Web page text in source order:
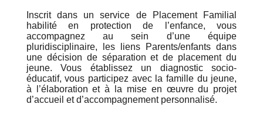
Inscrit dans un service de Placement Familial
habilité en protection de l’enfance, vous
accompagnez au sein d’une équipe
pluridisciplinaire, les liens Parents/enfants dans
une décision de séparation et de placement du
jeune. Vous établissez un diagnostic socio-
éducatif, vous participez avec la famille du jeune,
à l’élaboration et à la mise en œuvre du projet
d’accueil et d’accompagnement personnalisé.